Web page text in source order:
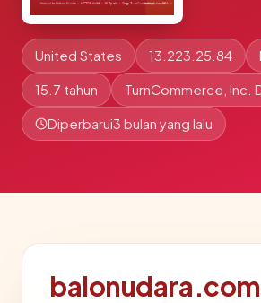
United States 13.223.25.84
15.7 tahun TurnCommerce, Inc.
Diperbarui3 bulan yang lalu